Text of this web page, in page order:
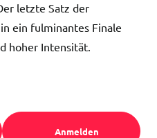
letzte Satz der
ein fulminantes Finale
hoher Intensität.
Anmelden